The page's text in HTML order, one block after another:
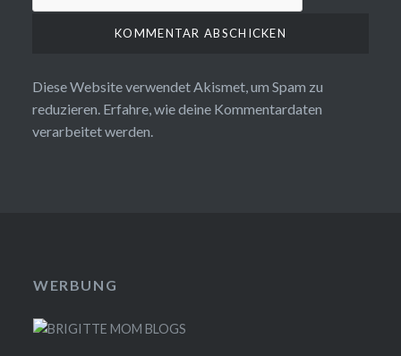
Diese Website verwendet Akismet, um Spam zu
reduzieren. Erfahre, wie deine Kommentardaten
verarbeitet werden.
WERBUNG